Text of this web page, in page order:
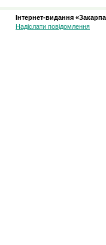
Інтернет-видання
Надіслати повідомлення